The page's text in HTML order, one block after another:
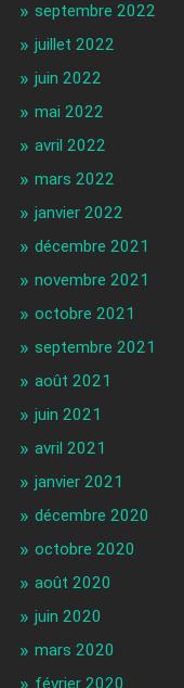
septembre 2022
juillet 2022
juin 2022
mai 2022
avril 2022
mars 2022
janvier 2022
décembre 2021
novembre 2021
octobre 2021
septembre 2021
août 2021
juin 2021
avril 2021
janvier 2021
décembre 2020
octobre 2020
août 2020
juin 2020
mars 2020